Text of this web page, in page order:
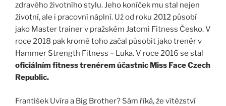
zdravého životního stylu. Jeho koníček mu stal nejen
životní, ale i pracovní náplní. Už od roku 2012 působí
jako Master trainer v pražském Jatomi Fitness Česko. V
roce 2018 pak kromě toho začal působit jako trenér v
Hammer Strength Fitness – Luka. V roce 2016 se stal
oficiálním fitness trenérem účastnic Miss Face Czech
Republic.
František Uvíra a Big Brother? Sám říká, že vítězství